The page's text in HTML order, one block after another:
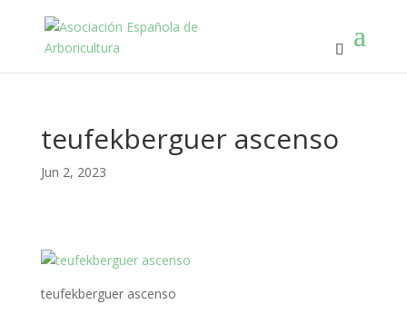
teufekberguer ascenso
Jun 2, 2023
teufekberguer ascenso